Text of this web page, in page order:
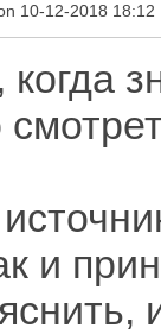
10-12-2018 18:12
и